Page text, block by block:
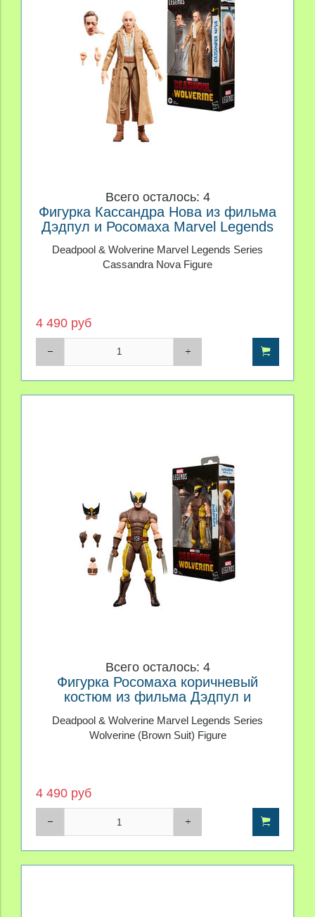
Всего осталось: 4
Фигурка Кассандра Нова из фильма
Дэдпул и Росомаха Marvel Legends
Deadpool & Wolverine Marvel Legends Series
Cassandra Nova Figure
4 490 руб
Всего осталось: 4
Фигурка Росомаха коричневый
костюм из фильма Дэдпул и
Deadpool & Wolverine Marvel Legends Series
Wolverine (Brown Suit) Figure
4 490 руб